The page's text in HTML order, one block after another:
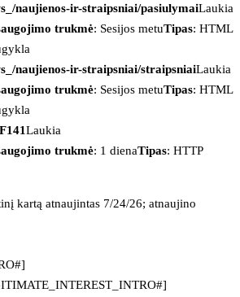
naujienos-ir-straipsniai/pasiulymaiLaukia
trukmė: Sesijos metuTipas: HTML
naujienos-ir-straipsniai/straipsniaiLaukia
trukmė: Sesijos metuTipas: HTML
Laukia
trukmė: 1 dienaTipas: HTTP
kartą atnaujintas 7/24/26; atnaujino